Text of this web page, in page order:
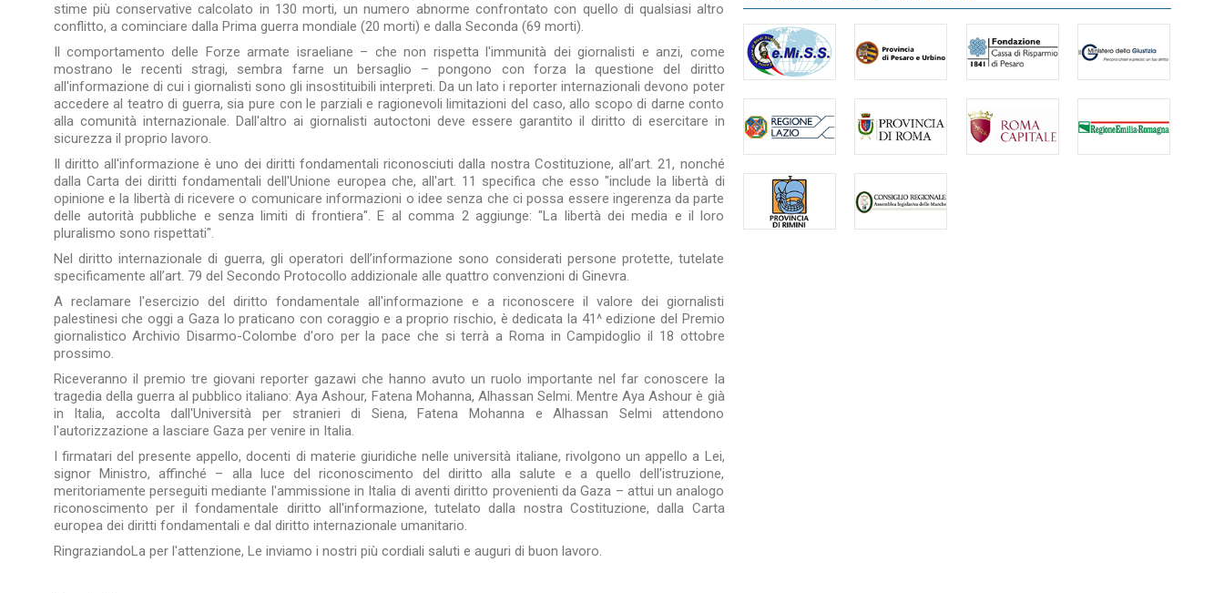
stime più conservative calcolato in 130 morti, un numero abnorme confrontato con quello di qualsiasi altro
conflitto, a cominciare dalla Prima guerra mondiale (20 morti) e dalla Seconda (69 morti).
Il comportamento delle Forze armate israeliane – che non rispetta l'immunità dei giornalisti e anzi, come
mostrano le recenti stragi, sembra farne un bersaglio – pongono con forza la questione del diritto
all'informazione di cui i giornalisti sono gli insostituibili interpreti. Da un lato i reporter internazionali devono poter
accedere al teatro di guerra, sia pure con le parziali e ragionevoli limitazioni del caso, allo scopo di darne conto
alla comunità internazionale. Dall'altro ai giornalisti autoctoni deve essere garantito il diritto di esercitare in
sicurezza il proprio lavoro.
Il diritto all'informazione è uno dei diritti fondamentali riconosciuti dalla nostra Costituzione, all’art. 21, nonché
dalla Carta dei diritti fondamentali dell'Unione europea che, all'art. 11 specifica che esso "include la libertà di
opinione e la libertà di ricevere o comunicare informazioni o idee senza che ci possa essere ingerenza da parte
delle autorità pubbliche e senza limiti di frontiera". E al comma 2 aggiunge: "La libertà dei media e il loro
pluralismo sono rispettati".
Nel diritto internazionale di guerra, gli operatori dell’informazione sono considerati persone protette, tutelate
specificamente all’art. 79 del Secondo Protocollo addizionale alle quattro convenzioni di Ginevra.
A reclamare l'esercizio del diritto fondamentale all'informazione e a riconoscere il valore dei giornalisti
palestinesi che oggi a Gaza lo praticano con coraggio e a proprio rischio, è dedicata la 41^ edizione del Premio
giornalistico Archivio Disarmo-Colombe d'oro per la pace che si terrà a Roma in Campidoglio il 18 ottobre
prossimo.
Riceveranno il premio tre giovani reporter gazawi che hanno avuto un ruolo importante nel far conoscere la
tragedia della guerra al pubblico italiano: Aya Ashour, Fatena Mohanna, Alhassan Selmi. Mentre Aya Ashour è già
in Italia, accolta dall'Università per stranieri di Siena, Fatena Mohanna e Alhassan Selmi attendono
l'autorizzazione a lasciare Gaza per venire in Italia.
I firmatari del presente appello, docenti di materie giuridiche nelle università italiane, rivolgono un appello a Lei,
signor Ministro, affinché – alla luce del riconoscimento del diritto alla salute e a quello dell'istruzione,
meritoriamente perseguiti mediante l'ammissione in Italia di aventi diritto provenienti da Gaza – attui un analogo
riconoscimento per il fondamentale diritto all'informazione, tutelato dalla nostra Costituzione, dalla Carta
europea dei diritti fondamentali e dal diritto internazionale umanitario.
RingraziandoLa per l'attenzione, Le inviamo i nostri più cordiali saluti e auguri di buon lavoro.